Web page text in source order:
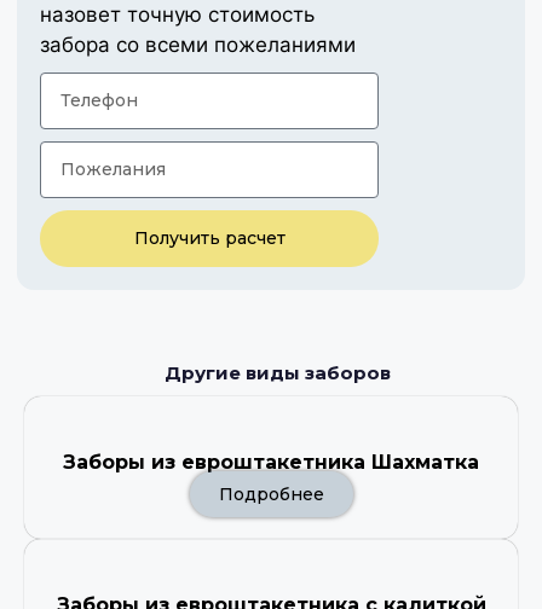
назовет точную стоимость
забора со всеми пожеланиями
Получить расчет
Другие виды заборов
Заборы из евроштакетника Шахматка
Подробнее
Заборы из евроштакетника с калиткой